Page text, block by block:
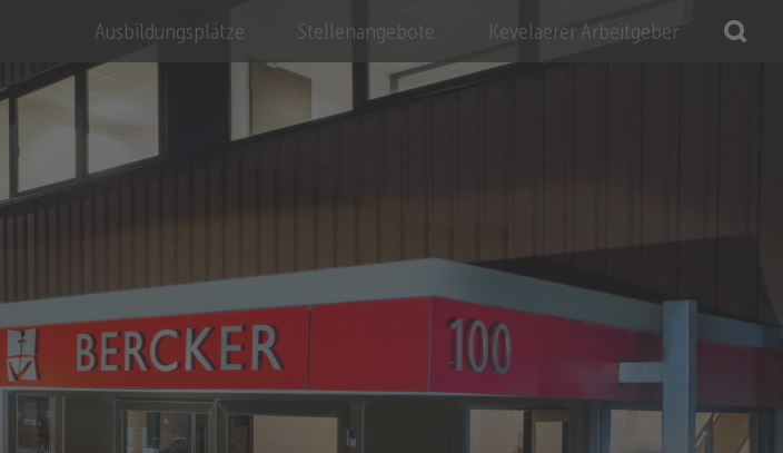
Ausbildungsplätze Stellenangebote Kevelaerer Arbeitgeber